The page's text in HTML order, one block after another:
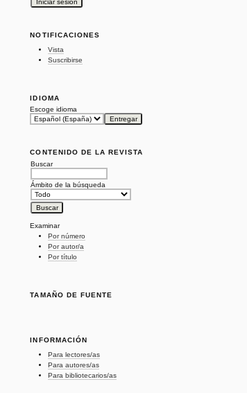
NOTIFICACIONES
Vista
Suscribirse
IDIOMA
Escoge idioma
CONTENIDO DE LA REVISTA
Buscar
Ámbito de la búsqueda
Examinar
Por número
Por autor/a
Por título
TAMAÑO DE FUENTE
INFORMACIÓN
Para lectores/as
Para autores/as
Para bibliotecarios/as